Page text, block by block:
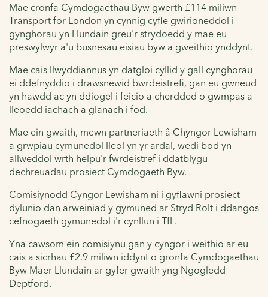
Mae cronfa Cymdogaethau Byw gwerth £114 miliwn
Transport for London yn cynnig cyfle gwirioneddol i
gynghorau yn Llundain greu'r strydoedd y mae eu
preswylwyr a'u busnesau eisiau byw a gweithio ynddynt.
Mae cais llwyddiannus yn datgloi cyllid y gall cynghorau
ei ddefnyddio i drawsnewid bwrdeistrefi, gan eu gwneud
yn hawdd ac yn ddiogel i feicio a cherdded o gwmpas a
lleoedd iachach a glanach i fod.
Mae ein gwaith, mewn partneriaeth â Chyngor Lewisham
a grwpiau cymunedol lleol yn yr ardal, wedi bod yn
allweddol wrth helpu'r fwrdeistref i ddatblygu
dechreuadau prosiect Cymdogaeth Byw.
Comisiynodd Cyngor Lewisham ni i gyflawni prosiect
dylunio dan arweiniad y gymuned ar Stryd Rolt i ddangos
cefnogaeth gymunedol i'r cynllun i TfL.
Yna cawsom ein comisiynu gan y cyngor i weithio ar eu
cais a sicrhau £2.9 miliwn iddynt o gronfa Cymdogaethau
Byw Maer Llundain ar gyfer gwaith yng Ngogledd
Deptford.